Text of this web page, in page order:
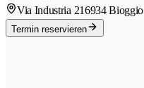
Via Industria 216934 Bioggio
Termin reservieren